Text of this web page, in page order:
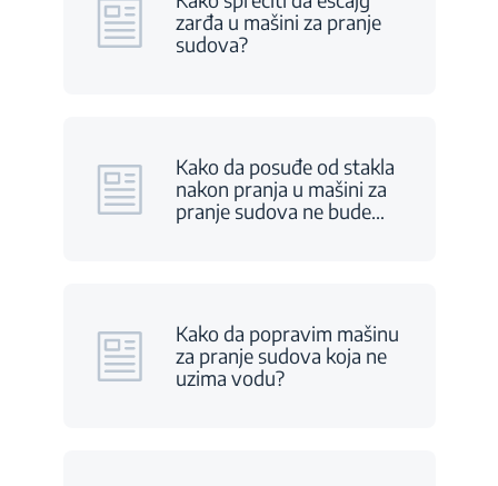
zarđa u mašini za pranje
sudova?
Kako da posuđe od stakla
nakon pranja u mašini za
pranje sudova ne bude…
Kako da popravim mašinu
za pranje sudova koja ne
uzima vodu?